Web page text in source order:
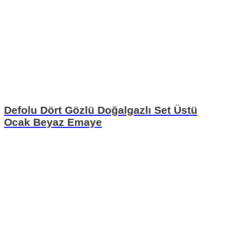
Defolu Dört Gözlü Doğalgazlı Set Üstü
Ocak Beyaz Emaye